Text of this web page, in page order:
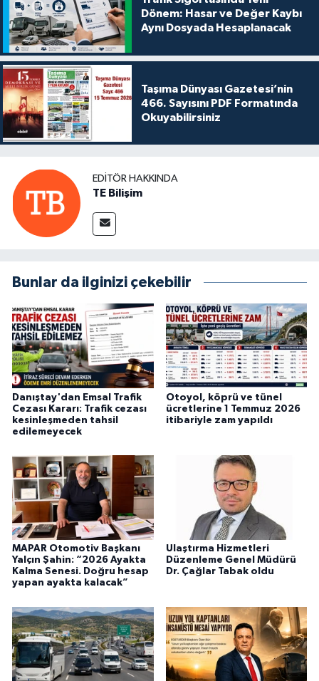
Dönem: Hasar ve Değer Kaybı
Aynı Dosyada Hesaplanacak
Taşıma Dünyası Gazetesi’nin
466. Sayısını PDF Formatında
Okuyabilirsiniz
EDITÖR HAKKINDA
TE Bilişim
Bunlar da ilginizi çekebilir
Danıştay'dan Emsal Trafik
Cezası Kararı: Trafik cezası
kesinleşmeden tahsil
edilemeyecek
Otoyol, köprü ve tünel
ücretlerine 1 Temmuz 2026
itibariyle zam yapıldı
MAPAR Otomotiv Başkanı
Yalçın Şahin: “2026 Ayakta
Kalma Senesi. Doğru hesap
yapan ayakta kalacak”
Ulaştırma Hizmetleri
Düzenleme Genel Müdürü
Dr. Çağlar Tabak oldu